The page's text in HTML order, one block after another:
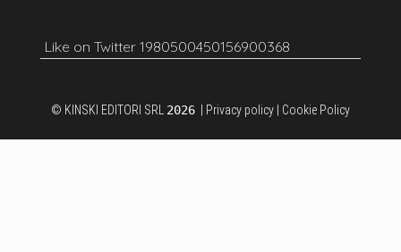
Like on Twitter 1980500450156900368
© KINSKI EDITORI SRL 2026 Privacy policy Cookie Policy